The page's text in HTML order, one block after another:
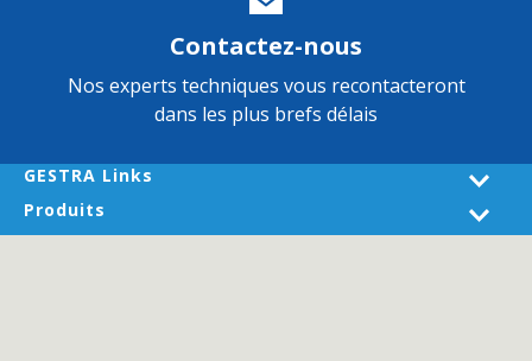
Contactez-nous
Nos experts techniques vous recontacteront
dans les plus brefs délais
GESTRA Links
Produits